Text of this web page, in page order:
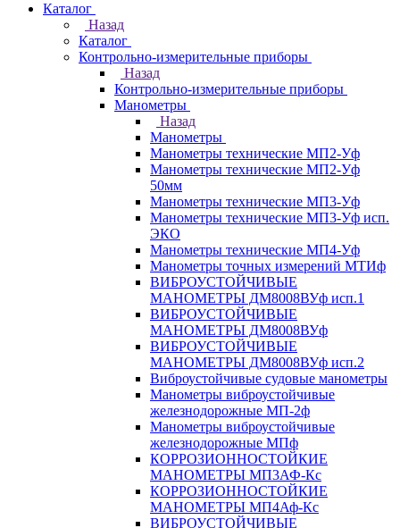
Каталог
Назад
Каталог
Контрольно-измерительные приборы
Назад
Контрольно-измерительные приборы
Манометры
Назад
Манометры
Манометры технические МП2-Уф
Манометры технические МП2-Уф
50мм
Манометры технические МП3-Уф
Манометры технические МП3-Уф исп.
ЭКО
Манометры технические МП4-Уф
Манометры точных измерений МТИф
ВИБРОУСТОЙЧИВЫЕ
МАНОМЕТРЫ ДМ8008ВУф исп.1
ВИБРОУСТОЙЧИВЫЕ
МАНОМЕТРЫ ДМ8008ВУф
ВИБРОУСТОЙЧИВЫЕ
МАНОМЕТРЫ ДМ8008ВУф исп.2
Виброустойчивые судовые манометры
Манометры виброустойчивые
железнодорожные МП-2ф
Манометры виброустойчивые
железнодорожные МПф
КОРРОЗИОННОСТОЙКИЕ
МАНОМЕТРЫ МП3АФ-Кс
КОРРОЗИОННОСТОЙКИЕ
МАНОМЕТРЫ МП4Аф-Кс
ВИБРОУСТОЙЧИВЫЕ